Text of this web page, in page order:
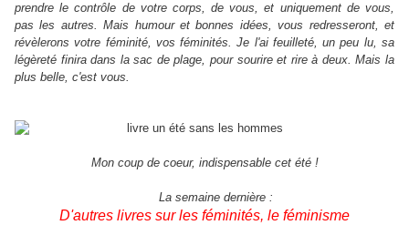
prendre le contrôle de votre corps, de vous, et uniquement de vous,
pas les autres. Mais humour et bonnes idées, vous redresseront, et
révèlerons votre féminité, vos féminités. Je l'ai feuilleté, un peu lu, sa
légèreté finira dans la sac de plage, pour sourire et rire à deux. Mais la
plus belle, c'est vous.
Mon coup de coeur, indispensable cet été !
La semaine dernière :
D'autres livres sur les féminités, le féminisme